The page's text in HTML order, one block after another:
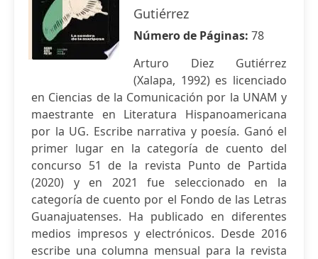
Gutiérrez
Número de Páginas: 78
Arturo Diez Gutiérrez
(Xalapa, 1992) es licenciado
en Ciencias de la Comunicación por la UNAM y
maestrante en Literatura Hispanoamericana
por la UG. Escribe narrativa y poesía. Ganó el
primer lugar en la categoría de cuento del
concurso 51 de la revista Punto de Partida
(2020) y en 2021 fue seleccionado en la
categoría de cuento por el Fondo de las Letras
Guanajuatenses. Ha publicado en diferentes
medios impresos y electrónicos. Desde 2016
escribe una columna mensual para la revista